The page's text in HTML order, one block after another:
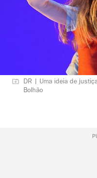
DR | Uma ideia de
Bolhão